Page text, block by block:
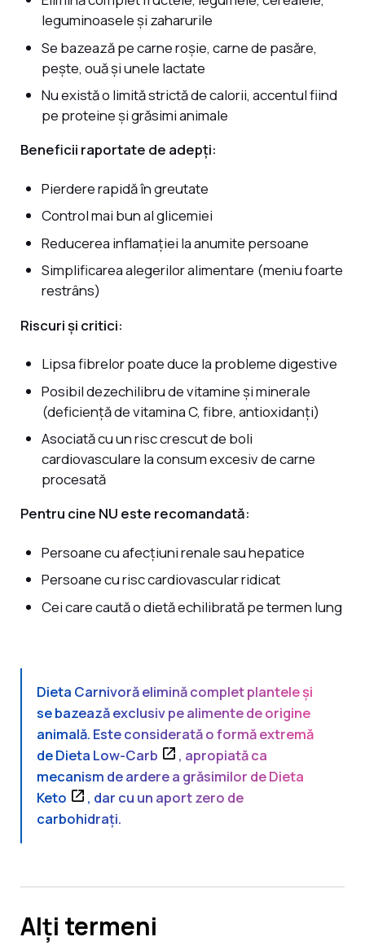
leguminoasele și zaharurile
Se bazează pe carne roșie, carne de pasăre,
pește, ouă și unele lactate
Nu există o limită strictă de calorii, accentul fiind
pe proteine și grăsimi animale
Beneficii raportate de adepți:
Pierdere rapidă în greutate
Control mai bun al glicemiei
Reducerea inflamației la anumite persoane
Simplificarea alegerilor alimentare (meniu foarte
restrâns)
Riscuri și critici:
Lipsa fibrelor poate duce la probleme digestive
Posibil dezechilibru de vitamine și minerale
(deficiență de vitamina C, fibre, antioxidanți)
Asociată cu un risc crescut de boli
cardiovasculare la consum excesiv de carne
procesată
Pentru cine NU este recomandată:
Persoane cu afecțiuni renale sau hepatice
Persoane cu risc cardiovascular ridicat
Cei care caută o dietă echilibrată pe termen lung
Dieta Carnivoră elimină complet plantele și
se bazează exclusiv pe alimente de origine
animală. Este considerată o formă extremă
deDieta Low-Carb
, apropiată ca
mecanism de ardere a grăsimilor deDieta
Keto
, dar cu un aport zero de
carbohidrați.
Alți termeni